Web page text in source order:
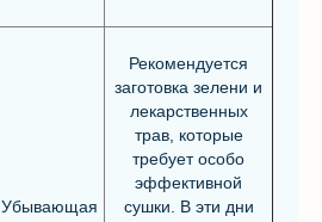
Убывающая
Рекомендуется
заготовка зелени и
лекарственных
трав, которые
требует особо
эффективной
сушки. В эти дни